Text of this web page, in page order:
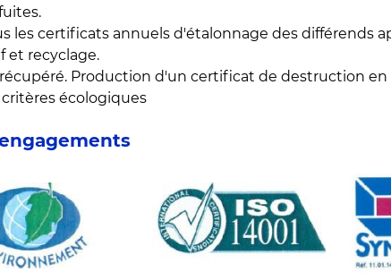
les certificats annuels d'étalonnage des différends
et recyclage.
Production d'un certificat de destruction en
écologiques